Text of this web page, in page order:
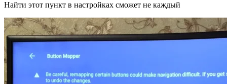
Найти этот пункт в настройках сможет не каждый